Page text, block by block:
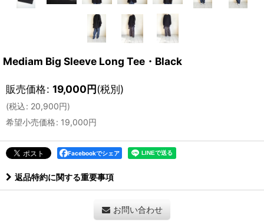
Mediam Big Sleeve Long Tee・Black
販売価格: 19,000円(税別)
(税込: 20,900円)
希望小売価格: 19,000円
Facebookでシェア
返品特約に関する重要事項
お問い合わせ